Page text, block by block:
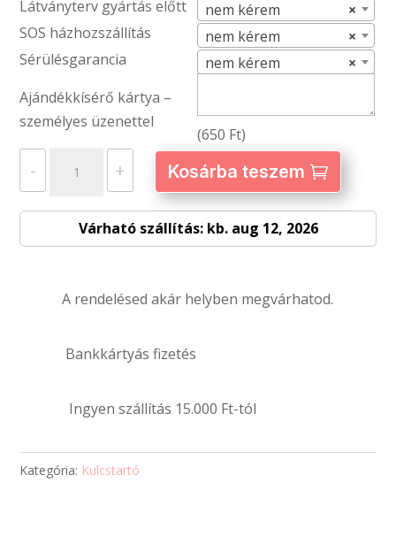
Látványterv gyártás előtt ×
nem kérem
SOS házhozszállítás
×
nem kérem
Sérülésgarancia
×
nem kérem
Ajándékkísérő kártya –
személyes üzenettel
(650 Ft)
-
oldalas
szögletes
matt
fényképpel
mennyiség
+ Kosárba teszem
Várható szállítás: kb. aug 12, 2026
A rendelésed akár helyben megvárhatod.
Bankkártyás fizetés
Ingyen szállítás 15.000 Ft-tól
Kategória: Kulcstartó